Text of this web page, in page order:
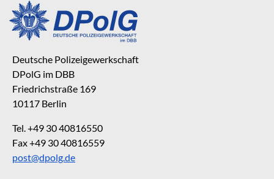
Deutsche Polizeigewerkschaft
DPolG im DBB
Friedrichstraße 169
10117 Berlin
Tel. +49 30 40816550
Fax +49 30 40816559
post@dpolg.de